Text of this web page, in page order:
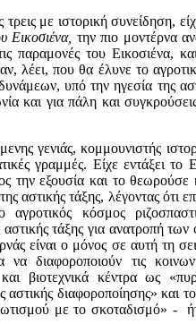
με ιστορική συνείδηση,
Εικοσιένα, την πιο μοντέρνα
πα­ραμονές του Εικοσιένα,
λέει, που θα έλυνε το
υπό την ηγεσία της
και για πάλη και
γενιάς, κομμουνιστής
γραμμές. Είχε εντάξει το
την εξου­σία και το
αστικής τάξης, λέγοντας ό­τι
αγροτικός κόσμος
τάξης για ανατροπή
είναι ο μόνος σε αυτή τη
να διαφοροποιούν τις
βιοτεχνικά κέντρα ως
αστικής διαφοροποίησης» και
με το σκοταδισμό» -